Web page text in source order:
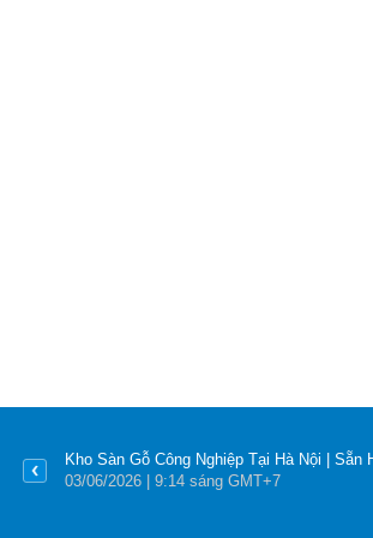
Kho Sàn Gỗ Công Nghiệp Tại Hà Nội | Sẵn
03/06/2026 | 9:14 sáng GMT+7